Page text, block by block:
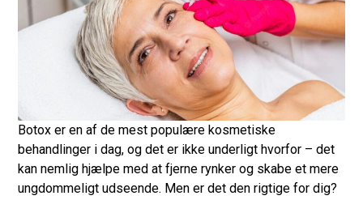
Botox er en af de mest populære kosmetiske
behandlinger i dag, og det er ikke underligt hvorfor – det
kan nemlig hjælpe med at fjerne rynker og skabe et mere
ungdommeligt udseende. Men er det den rigtige for dig?